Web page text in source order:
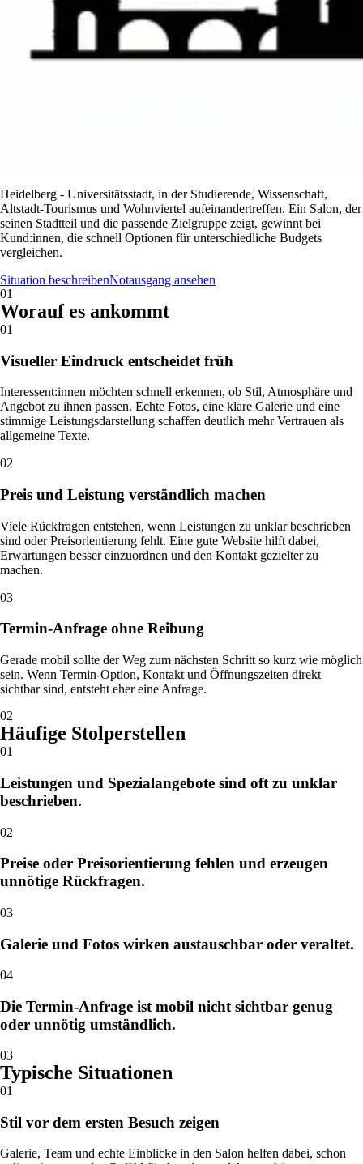
Heidelberg - Universitätsstadt, in der Studierende, Wissenschaft,
Altstadt-Tourismus und Wohnviertel aufeinandertreffen. Ein Salon, der
seinen Stadtteil und die passende Zielgruppe zeigt, gewinnt bei
Kund:innen, die schnell Optionen für unterschiedliche Budgets
vergleichen.
Situation beschreibenNotausgang ansehen
01
Worauf es ankommt
01
Visueller Eindruck entscheidet früh
Interessent:innen möchten schnell erkennen, ob Stil, Atmosphäre und
Angebot zu ihnen passen. Echte Fotos, eine klare Galerie und eine
stimmige Leistungsdarstellung schaffen deutlich mehr Vertrauen als
allgemeine Texte.
02
Preis und Leistung verständlich machen
Viele Rückfragen entstehen, wenn Leistungen zu unklar beschrieben
sind oder Preisorientierung fehlt. Eine gute Website hilft dabei,
Erwartungen besser einzuordnen und den Kontakt gezielter zu
machen.
03
Termin-Anfrage ohne Reibung
Gerade mobil sollte der Weg zum nächsten Schritt so kurz wie möglich
sein. Wenn Termin-Option, Kontakt und Öffnungszeiten direkt
sichtbar sind, entsteht eher eine Anfrage.
02
Häufige Stolperstellen
01
Leistungen und Spezialangebote sind oft zu unklar
beschrieben.
02
Preise oder Preisorientierung fehlen und erzeugen
unnötige Rückfragen.
03
Galerie und Fotos wirken austauschbar oder veraltet.
04
Die Termin-Anfrage ist mobil nicht sichtbar genug
oder unnötig umständlich.
03
Typische Situationen
01
Stil vor dem ersten Besuch zeigen
Galerie, Team und echte Einblicke in den Salon helfen dabei, schon